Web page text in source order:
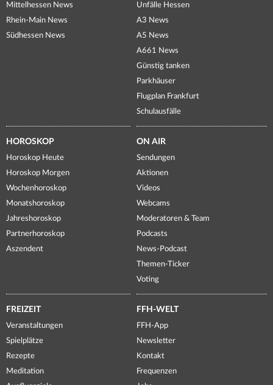
Mittelhessen News
Rhein-Main News
Südhessen News
Unfälle Hessen
A3 News
A5 News
A661 News
Günstig tanken
Parkhäuser
Flugplan Frankfurt
Schulausfälle
HOROSKOP
Horoskop Heute
Horoskop Morgen
Wochenhoroskop
Monatshoroskop
Jahreshoroskop
Partnerhoroskop
Aszendent
ON AIR
Sendungen
Aktionen
Videos
Webcams
Moderatoren & Team
Podcasts
News-Podcast
Themen-Ticker
Voting
FREIZEIT
Veranstaltungen
Spielplätze
Rezepte
Meditation
FFH-WELT
FFH-App
Newsletter
Kontakt
Frequenzen